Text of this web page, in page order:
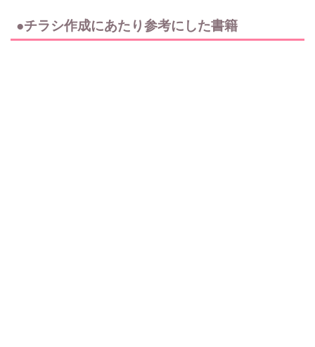
●チラシ作成にあたり参考にした書籍